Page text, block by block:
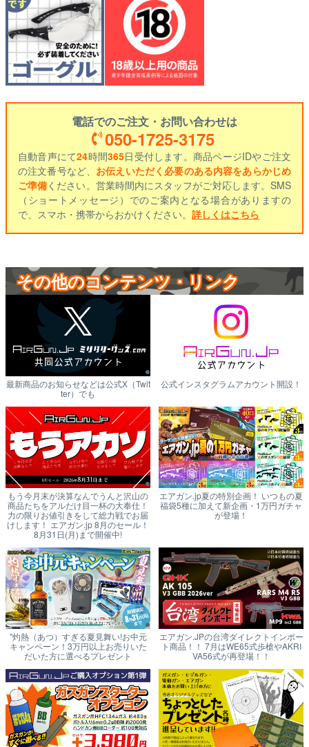
電話でのご注文・お問い合わせは
050-1725-3175
自動音声にて24時間365日受付します。商品ページIDやご注文
の注文番号など、 お伝えいただく必要のある内容をあらかじめ
ご準備ください。営業時間内にスタッフがご対応します。SMS
（ショートメッセージ）でのご案内となる場合がありますの
で、スマホ・携帯からおかけください。 詳しくはこちら
その他のコンテンツ・リンク
最新商品のお知らせなどは公式X（Twit
ter）でも
公式インスタグラムアカウント開設！
もう今月末が決算なんでうんと沢山の
商品たちをアルだけ目一杯の大奉仕！
力の限りお値引きをして総力戦でお届
けします！ エアガン.jp 8月のセール！
8月31日(月)まで開催中!
エアガン.jp夏の特別企画！ いつもの夏
福袋5種に加えて新企画・1万円ガチャ
が登場！
"灼熱（あつ）すぎる夏見舞い!お中元
キャンペーン！3万円以上お売りいた
だいた方に選べるプレゼント
エアガン.JPの台湾ダイレクトインポー
ト商品！！ 7月はWE65式歩槍やAKRI
VA56式が再登場！！